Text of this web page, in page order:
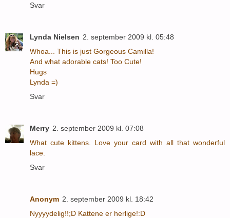
Svar
Lynda Nielsen 2. september 2009 kl. 05:48
Whoa... This is just Gorgeous Camilla!
And what adorable cats! Too Cute!
Hugs
Lynda =)
Svar
Merry 2. september 2009 kl. 07:08
What cute kittens. Love your card with all that wonderful
lace.
Svar
Anonym 2. september 2009 kl. 18:42
Nyyyydelig!!;D Kattene er herlige!:D